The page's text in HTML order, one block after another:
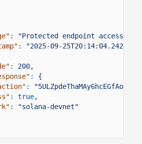
:
"Protected endpoint accessed
:
"2025-09-25T20:14:04.242Z"
:
200,
:
{
:
: true,
:
"solana-devnet"